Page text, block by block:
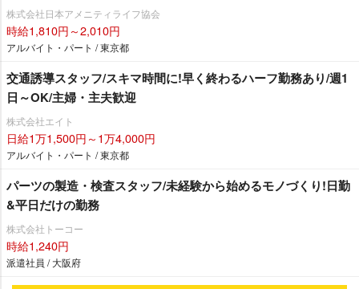
株式会社日本アメニティライフ協会
時給1,810円～2,010円
アルバイト・パート / 東京都
交通誘導スタッフ/スキマ時間に!早く終わるハーフ勤務あり/週1
日～OK/主婦・主夫歓迎
株式会社エイト
日給1万1,500円～1万4,000円
アルバイト・パート / 東京都
パーツの製造・検査スタッフ/未経験から始めるモノづくり!日勤
&平日だけの勤務
株式会社トーコー
時給1,240円
派遣社員 / 大阪府